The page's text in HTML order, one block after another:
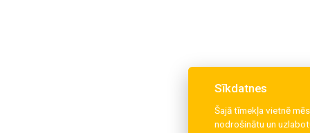
Sīkdatnes
Šajā tīmekļa vietnē
nodrošinātu un